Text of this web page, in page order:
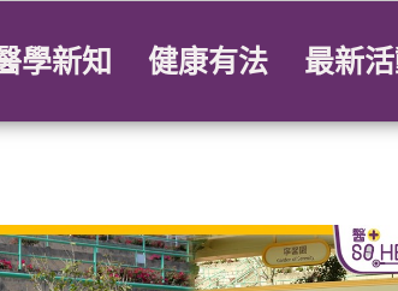
學新知 健康有法 最新